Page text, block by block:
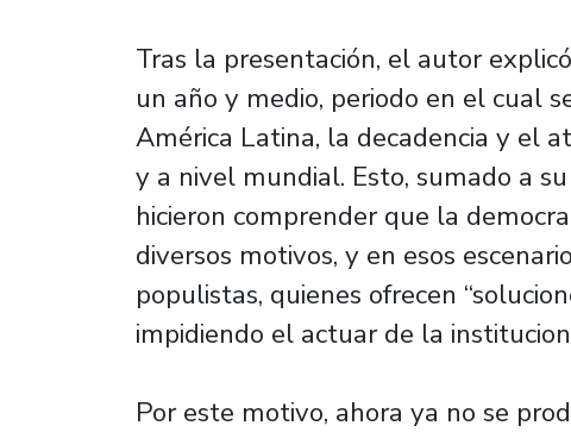
Tras la presentación, el autor
un año y medio, periodo en el cual
América Latina, la decadencia y el
y a nivel mundial. Esto, sumado a
hicieron comprender que la
diversos motivos, y en esos
populistas, quienes ofrecen
impidiendo el actuar de la
Por este motivo, ahora ya no se